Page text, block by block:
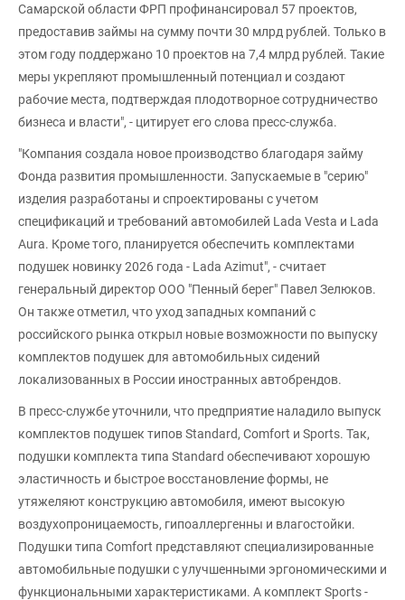
Самарской области ФРП профинансировал 57 проектов,
предоставив займы на сумму почти 30 млрд рублей. Только в
этом году поддержано 10 проектов на 7,4 млрд рублей. Такие
меры укрепляют промышленный потенциал и создают
рабочие места, подтверждая плодотворное сотрудничество
бизнеса и власти", - цитирует его слова пресс-служба.
"Компания создала новое производство благодаря займу
Фонда развития промышленности. Запускаемые в "серию"
изделия разработаны и спроектированы с учетом
спецификаций и требований автомобилей Lada Vesta и Lada
Aura. Кроме того, планируется обеспечить комплектами
подушек новинку 2026 года - Lada Azimut", - считает
генеральный директор ООО "Пенный берег" Павел Зелюков.
Он также отметил, что уход западных компаний с
российского рынка открыл новые возможности по выпуску
комплектов подушек для автомобильных сидений
локализованных в России иностранных автобрендов.
В пресс-службе уточнили, что предприятие наладило выпуск
комплектов подушек типов Standard, Comfort и Sports. Так,
подушки комплекта типа Standard обеспечивают хорошую
эластичность и быстрое восстановление формы, не
утяжеляют конструкцию автомобиля, имеют высокую
воздухопроницаемость, гипоаллергенны и влагостойки.
Подушки типа Comfort представляют специализированные
автомобильные подушки с улучшенными эргономическими и
функциональными характеристиками. А комплект Sports -